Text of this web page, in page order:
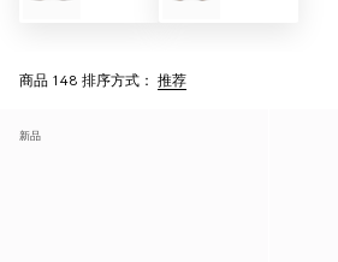
商品 148 排序方式： 推荐
新品